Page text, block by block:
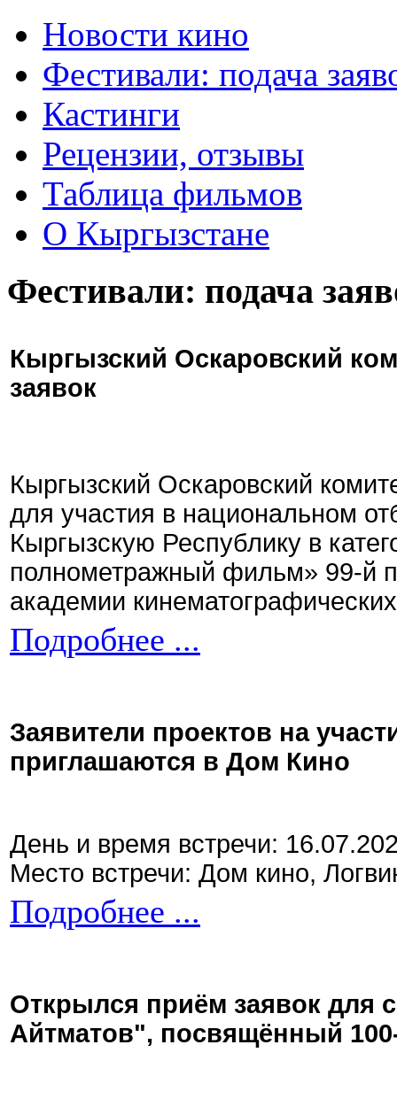
Новости кино
Фестивали: подача
Кастинги
Рецензии, отзывы
Таблица фильмов
О Кыргызстане
Фестивали: подача
Кыргызский Оскаровский
заявок
Кыргызский Оскаровский
для участия в национальном
Кыргызскую Республику в
полнометражный фильм» 99-й
академии
Подробнее ...
Заявители проектов на
приглашаются в Дом Кино
День и время встречи:
Место встречи: Дом кино,
Подробнее ...
Открылся приём заявок для
Айтматов", посвящённый